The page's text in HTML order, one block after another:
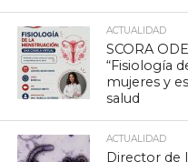
ACTUALIDAD
SCORA
“Fisiología
mujeres y
salud
ACTUALIDAD
Director de